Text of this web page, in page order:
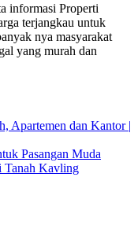
informasi Properti
terjangkau untuk
nya masyarakat
yang murah dan
Apartemen dan Kantor |
Pasangan Muda
Tanah Kavling